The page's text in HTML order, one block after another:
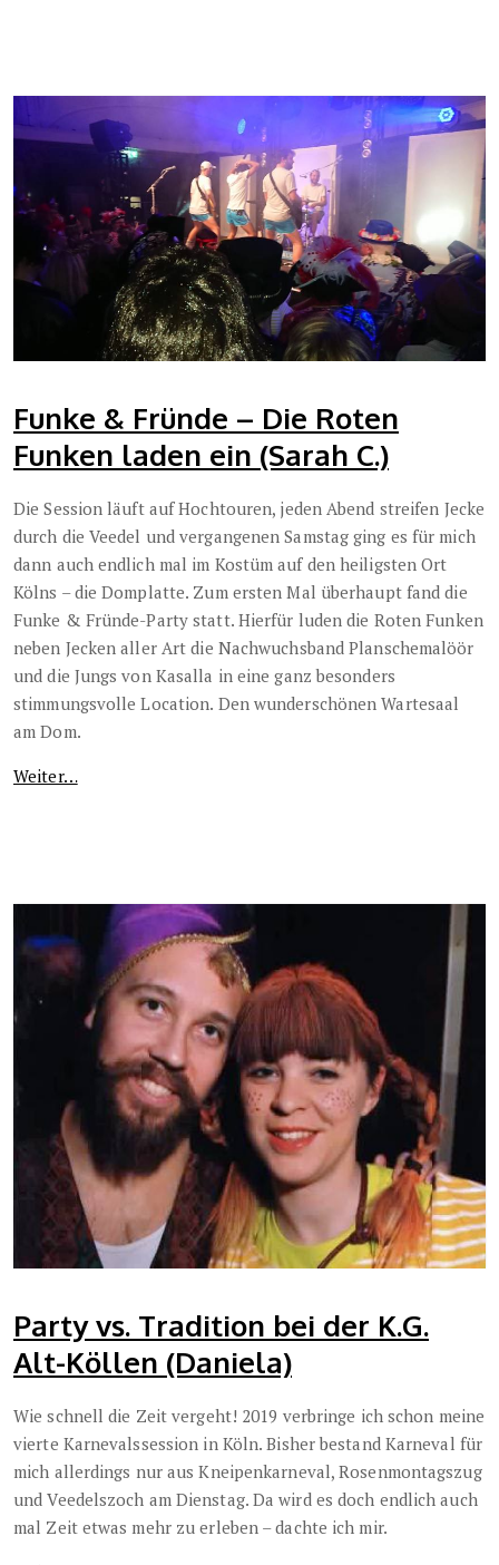
Funke & Fründe – Die Roten
Funken laden ein (Sarah C.)
Die Session läuft auf Hochtouren, jeden Abend streifen Jecke
durch die Veedel und vergangenen Samstag ging es für mich
dann auch endlich mal im Kostüm auf den heiligsten Ort
Kölns – die Domplatte. Zum ersten Mal überhaupt fand die
Funke & Fründe-Party statt. Hierfür luden die Roten Funken
neben Jecken aller Art die Nachwuchsband Planschemalöör
und die Jungs von Kasalla in eine ganz besonders
stimmungsvolle Location. Den wunderschönen Wartesaal
am Dom.
Weiter…
Party vs. Tradition bei der K.G.
Alt-Köllen (Daniela)
Wie schnell die Zeit vergeht! 2019 verbringe ich schon meine
vierte Karnevalssession in Köln. Bisher bestand Karneval für
mich allerdings nur aus Kneipenkarneval, Rosenmontagszug
und Veedelszoch am Dienstag. Da wird es doch endlich auch
mal Zeit etwas mehr zu erleben – dachte ich mir.